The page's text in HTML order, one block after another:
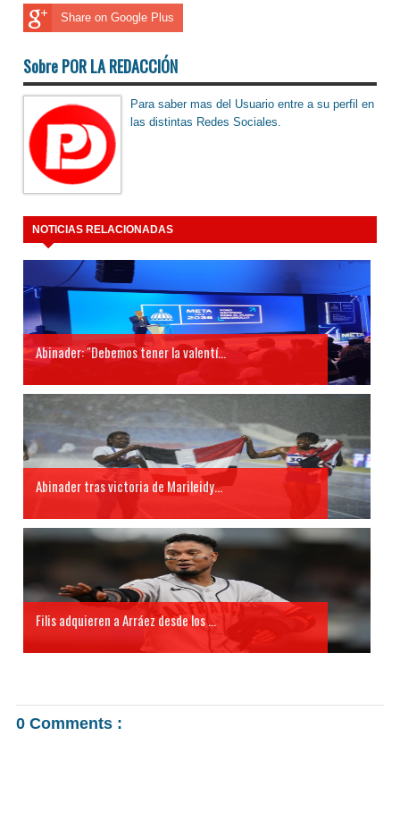
Share on Google Plus
Sobre POR LA REDACCIÓN
Para saber mas del Usuario entre a su perfil en
las distintas Redes Sociales.
NOTICIAS RELACIONADAS
Abinader: "Debemos tener la valentí...
Abinader tras victoria de Marileidy...
Filis adquieren a Arráez desde los ...
0 Comments :